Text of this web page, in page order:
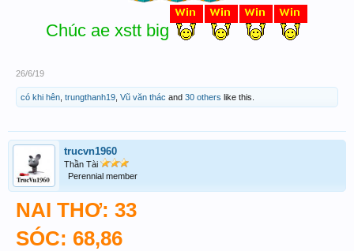
Chúc ae xstt big
26/6/19
có khi hên trungthanh19 Vũ văn thác and 30 others like this.
trucvn1960
Thần Tài
Perennial member
NAI THƠ: 33
SÓC: 68,86